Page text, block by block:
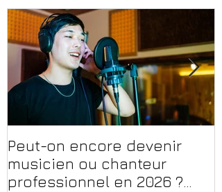
Peut-on encore devenir
musicien ou chanteur
professionnel en 2026 ?